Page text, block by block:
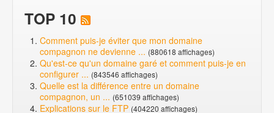
TOP 10
Comment puis-je éviter que mon domaine
compagnon ne devienne ... (880618 affichages)
Qu'est-ce qu'un domaine garé et comment puis-je en
configurer ... (843546 affichages)
Quelle est la différence entre un domaine
compagnon, un ... (651039 affichages)
Explications sur le FTP (404220 affichages)